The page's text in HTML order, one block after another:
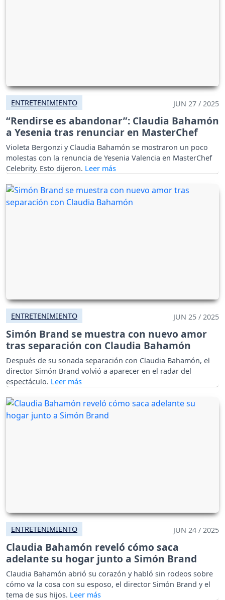
ENTRETENIMIENTO JUN 27 / 2025
“Rendirse es abandonar”: Claudia Bahamón
a Yesenia tras renunciar en MasterChef
Violeta Bergonzi y Claudia Bahamón se mostraron un poco
molestas con la renuncia de Yesenia Valencia en MasterChef
Celebrity. Esto dijeron.
ENTRETENIMIENTO JUN 25 / 2025
Simón Brand se muestra con nuevo amor
tras separación con Claudia Bahamón
Después de su sonada separación con Claudia Bahamón, el
director Simón Brand volvió a aparecer en el radar del
espectáculo.
ENTRETENIMIENTO JUN 24 / 2025
Claudia Bahamón reveló cómo saca
adelante su hogar junto a Simón Brand
Claudia Bahamón abrió su corazón y habló sin rodeos sobre
cómo va la cosa con su esposo, el director Simón Brand y el
tema de sus hijos.